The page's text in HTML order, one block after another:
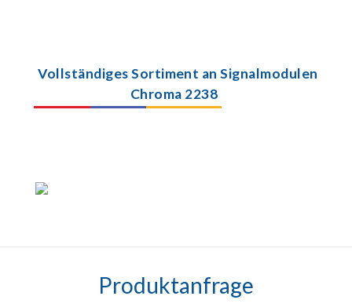
Vollständiges Sortiment an Signalmodulen
Chroma 2238
Produktanfrage